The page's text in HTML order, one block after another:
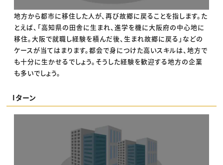
地方から都市に移住した人が、再び故郷に戻ることを指します。た
とえば、「高知県の田舎に生まれ、進学を機に大阪府の中心地に
移住。大阪で就職し経験を積んだ後、生まれ故郷に戻る」などの
ケースが当てはまります。都会で身につけた高いスキルは、地方で
も十分に生かせるでしょう。そうした経験を歓迎する地方の企業
も多いでしょう。
Iターン